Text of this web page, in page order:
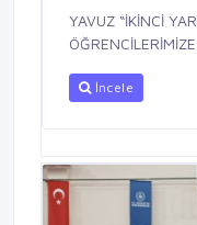
YAVUZ “İKİNCİ
İncele